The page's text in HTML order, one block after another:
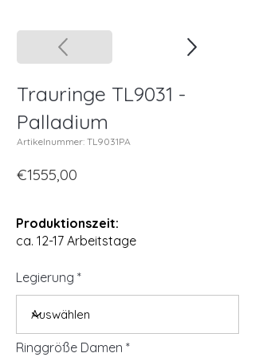
Trauringe TL9031 -
Palladium
Artikelnummer: TL9031PA
€1555,00
Produktionszeit:
ca. 12-17 Arbeitstage
Legierung
Ringgröße Damen